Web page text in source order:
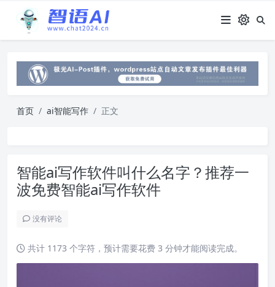
首页 ai智能写作 正文
智能ai写作软件叫什么名字？推荐一
波免费智能ai写作软件
没有评论
共计 1173 个字符，预计需要花费 3 分钟才能阅读完成。